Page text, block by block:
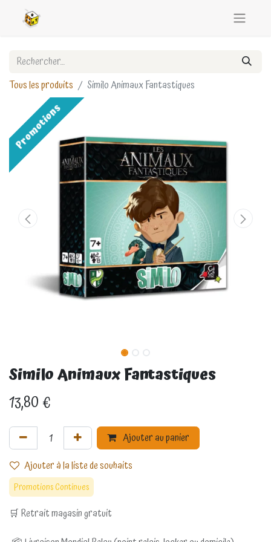
Tous les produits Similo Animaux Fantastiques
Promotions
Similo Animaux Fantastiques
13,80€
Ajouter au panier
Ajouter à la liste de souhaits
Promotions Continues
🛒 Retrait magasin gratuit